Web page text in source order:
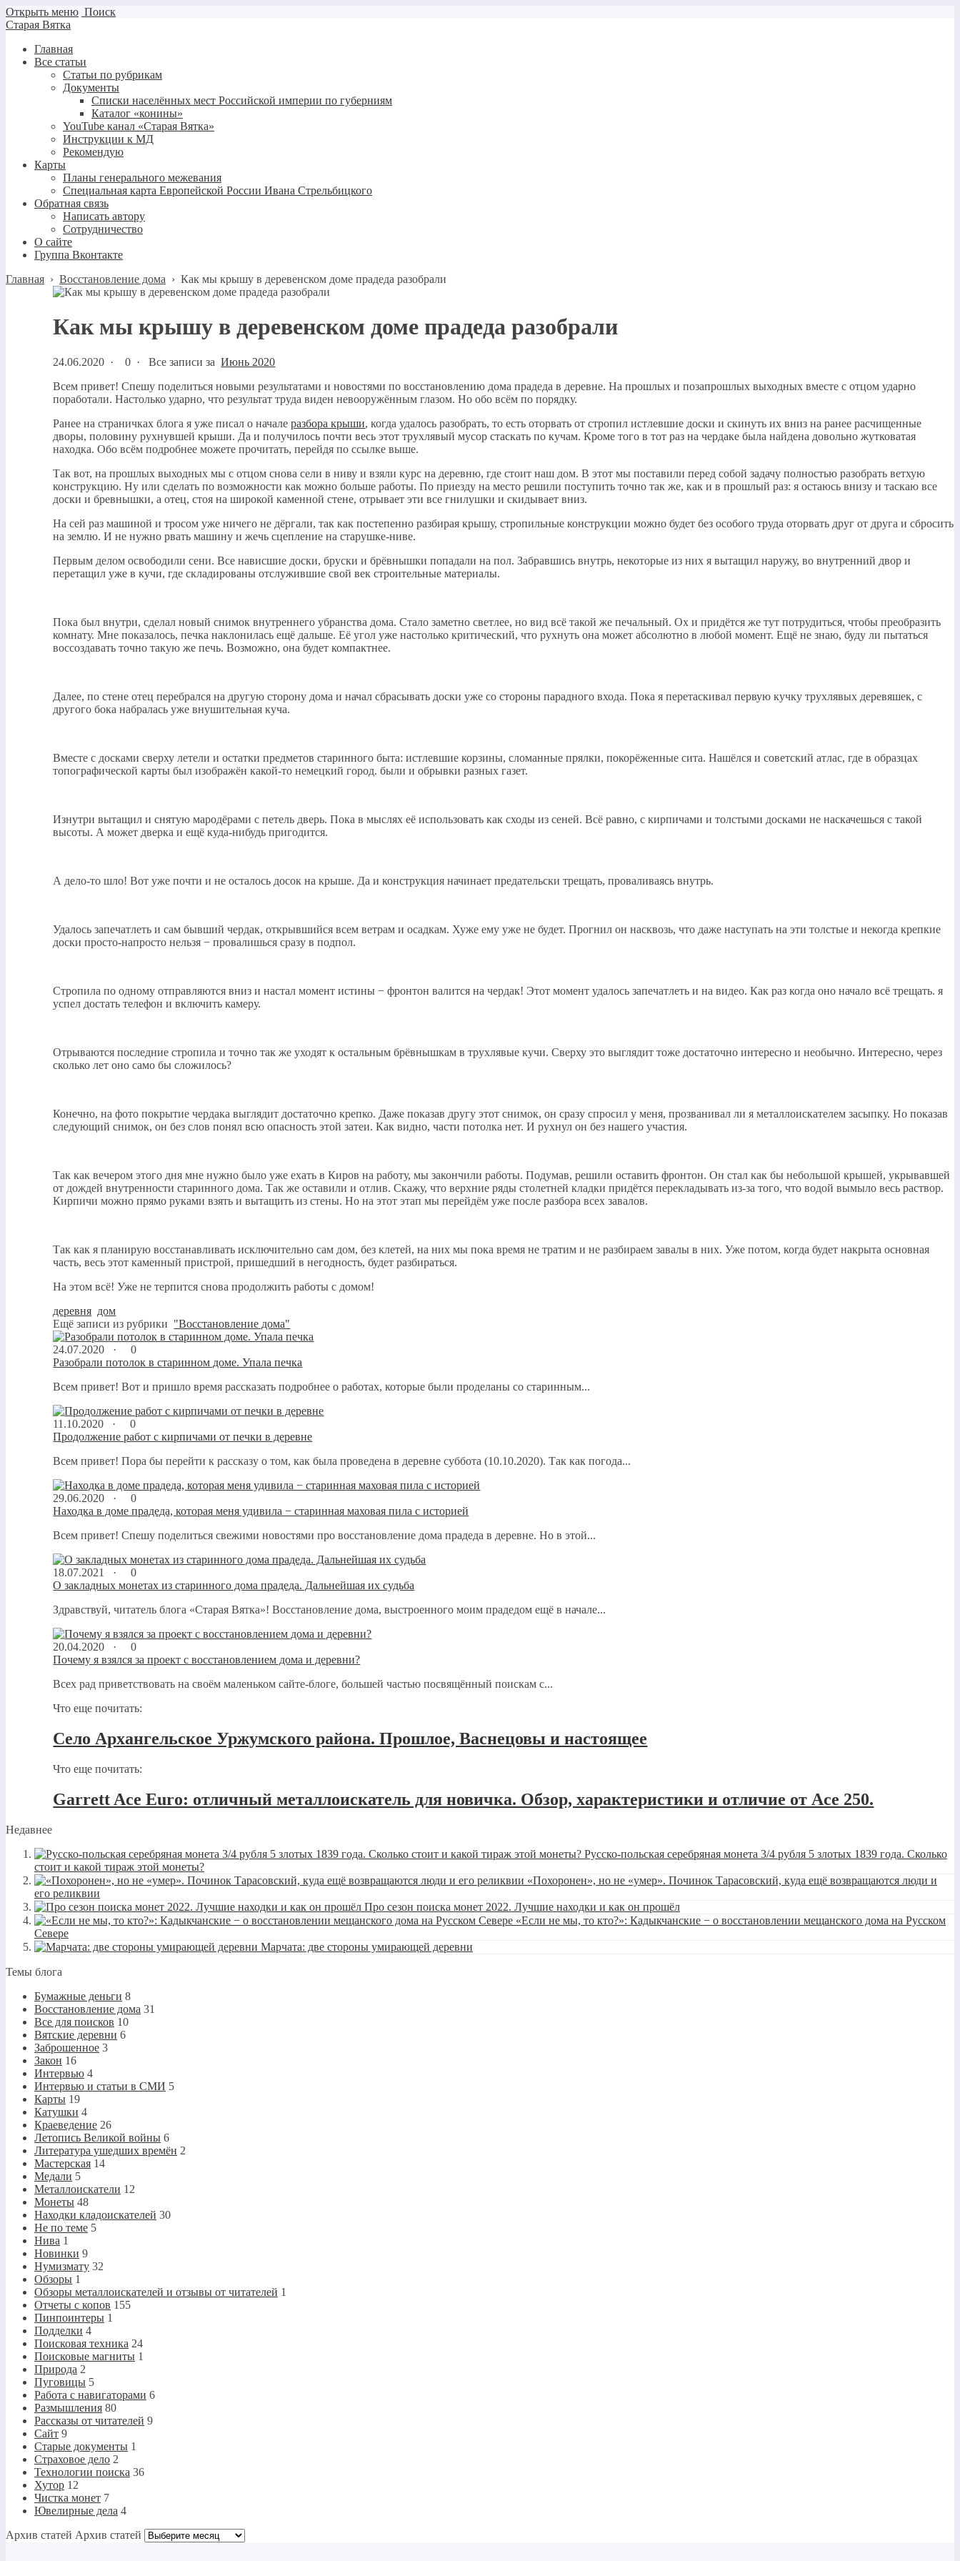
Открыть меню Поиск
Старая Вятка
Главная
Все статьи
Статьи по рубрикам
Документы
Списки населённых мест Российской империи по губерниям
Каталог «конины»
YouTube канал «Старая Вятка»
Инструкции к МД
Рекомендую
Карты
Планы генерального межевания
Специальная карта Европейской России Ивана Стрельбицкого
Обратная связь
Написать автору
Сотрудничество
О сайте
Группа Вконтакте
Главная › Восстановление дома › Как мы крышу в деревенском доме прадеда разобрали
Как мы крышу в деревенском доме прадеда разобрали
24.06.2020 · 0 ·Все записи заИюнь 2020
Всем привет! Спешу поделиться новыми результатами и новостями по восстановлению дома прадеда в деревне. На прошлых и позапрошлых выходных вместе с отцом ударно
поработали. Настолько ударно, что результат труда виден невооружённым глазом. Но обо всём по порядку.
Ранее на страничках блога я уже писал о началеразбора крыши, когда удалось разобрать, то есть оторвать от стропил истлевшие доски и скинуть их вниз на ранее расчищенные
дворы, половину рухнувшей крыши. Да и получилось почти весь этот трухлявый мусор стаскать по кучам. Кроме того в тот раз на чердаке была найдена довольно жутковатая
находка. Обо всём подробнее можете прочитать, перейдя по ссылке выше.
Так вот, на прошлых выходных мы с отцом снова сели в ниву и взяли курс на деревню, где стоит наш дом. В этот мы поставили перед собой задачу полностью разобрать ветхую
конструкцию. Ну или сделать по возможности как можно больше работы. По приезду на место решили поступить точно так же, как и в прошлый раз: я остаюсь внизу и таскаю все
доски и бревнышки, а отец, стоя на широкой каменной стене, отрывает эти все гнилушки и скидывает вниз.
На сей раз машиной и тросом уже ничего не дёргали, так как постепенно разбирая крышу, стропильные конструкции можно будет без особого труда оторвать друг от друга и сбросить
на землю. И не нужно рвать машину и жечь сцепление на старушке-ниве.
Первым делом освободили сени. Все нависшие доски, бруски и брёвнышки попадали на пол. Забравшись внутрь, некоторые из них я вытащил наружу, во внутренний двор и
перетащил уже в кучи, где складированы отслужившие свой век строительные материалы.
Пока был внутри, сделал новый снимок внутреннего убранства дома. Стало заметно светлее, но вид всё такой же печальный. Ох и придётся же тут потрудиться, чтобы преобразить
комнату. Мне показалось, печка наклонилась ещё дальше. Её угол уже настолько критический, что рухнуть она может абсолютно в любой момент. Ещё не знаю, буду ли пытаться
воссоздавать точно такую же печь. Возможно, она будет компактнее.
Далее, по стене отец перебрался на другую сторону дома и начал сбрасывать доски уже со стороны парадного входа. Пока я перетаскивал первую кучку трухлявых деревяшек, с
другого бока набралась уже внушительная куча.
Вместе с досками сверху летели и остатки предметов старинного быта: истлевшие корзины, сломанные прялки, покорёженные сита. Нашёлся и советский атлас, где в образцах
топографической карты был изображён какой-то немецкий город. были и обрывки разных газет.
Изнутри вытащил и снятую мародёрами с петель дверь. Пока в мыслях её использовать как сходы из сеней. Всё равно, с кирпичами и толстыми досками не наскачешься с такой
высоты. А может дверка и ещё куда-нибудь пригодится.
А дело-то шло! Вот уже почти и не осталось досок на крыше. Да и конструкция начинает предательски трещать, проваливаясь внутрь.
Удалось запечатлеть и сам бывший чердак, открывшийся всем ветрам и осадкам. Хуже ему уже не будет. Прогнил он насквозь, что даже наступать на эти толстые и некогда крепкие
доски просто-напросто нельзя − провалишься сразу в подпол.
Стропила по одному отправляются вниз и настал момент истины − фронтон валится на чердак! Этот момент удалось запечатлеть и на видео. Как раз когда оно начало всё трещать. я
успел достать телефон и включить камеру.
Отрываются последние стропила и точно так же уходят к остальным брёвнышкам в трухлявые кучи. Сверху это выглядит тоже достаточно интересно и необычно. Интересно, через
сколько лет оно само бы сложилось?
Конечно, на фото покрытие чердака выглядит достаточно крепко. Даже показав другу этот снимок, он сразу спросил у меня, прозванивал ли я металлоискателем засыпку. Но показав
следующий снимок, он без слов понял всю опасность этой затеи. Как видно, части потолка нет. И рухнул он без нашего участия.
Так как вечером этого дня мне нужно было уже ехать в Киров на работу, мы закончили работы. Подумав, решили оставить фронтон. Он стал как бы небольшой крышей, укрывавшей
от дождей внутренности старинного дома. Так же оставили и отлив. Скажу, что верхние ряды столетней кладки придётся перекладывать из-за того, что водой вымыло весь раствор.
Кирпичи можно прямо руками взять и вытащить из стены. Но на этот этап мы перейдём уже после разбора всех завалов.
Так как я планирую восстанавливать исключительно сам дом, без клетей, на них мы пока время не тратим и не разбираем завалы в них. Уже потом, когда будет накрыта основная
часть, весь этот каменный пристрой, пришедший в негодность, будет разбираться.
На этом всё! Уже не терпится снова продолжить работы с домом!
деревня дом
Ещё записи из рубрики "Восстановление дома"
24.07.2020 ·
0
Разобрали потолок в старинном доме. Упала печка
Всем привет! Вот и пришло время рассказать подробнее о работах, которые были проделаны со старинным...
11.10.2020 ·
0
Продолжение работ с кирпичами от печки в деревне
Всем привет! Пора бы перейти к рассказу о том, как была проведена в деревне суббота (10.10.2020). Так как погода...
29.06.2020 ·
0
Находка в доме прадеда, которая меня удивила − старинная маховая пила с историей
Всем привет! Спешу поделиться свежими новостями про восстановление дома прадеда в деревне. Но в этой...
18.07.2021 ·
0
О закладных монетах из старинного дома прадеда. Дальнейшая их судьба
Здравствуй, читатель блога «Старая Вятка»! Восстановление дома, выстроенного моим прадедом ещё в начале...
20.04.2020 ·
0
Почему я взялся за проект с восстановлением дома и деревни?
Всех рад приветствовать на своём маленьком сайте-блоге, большей частью посвящённый поискам с...
Что еще почитать:
Село Архангельское Уржумского района. Прошлое, Васнецовы и настоящее
Что еще почитать:
Garrett Ace Eurо: отличный металлоискатель для новичка. Обзор, характеристики и отличие от Ace 250.
Недавнее
Русско-польская серебряная монета 3/4 рубля 5 злотых 1839 года. Сколько
стоит и какой тираж этой монеты?
«Похоронен», но не «умер». Починок Тарасовский, куда ещё возвращаются люди и
его реликвии
Про сезон поиска монет 2022. Лучшие находки и как он прошёл
«Если не мы, то кто?»: Кадыкчанские − о восстановлении мещанского дома на Русском
Севере
Марчата: две стороны умирающей деревни
Темы блога
Бумажные деньги 8
Восстановление дома 31
Все для поисков 10
Вятские деревни 6
Заброшенное 3
Закон 16
Интервью 4
Интервью и статьи в СМИ 5
Карты 19
Катушки 4
Краеведение 26
Летопись Великой войны 6
Литература ушедших времён 2
Мастерская 14
Медали 5
Металлоискатели 12
Монеты 48
Находки кладоискателей 30
Не по теме 5
Нива 1
Новинки 9
Нумизмату 32
Обзоры 1
Обзоры металлоискателей и отзывы от читателей 1
Отчеты с копов 155
Пинпоинтеры 1
Подделки 4
Поисковая техника 24
Поисковые магниты 1
Природа 2
Пуговицы 5
Работа с навигаторами 6
Размышления 80
Рассказы от читателей 9
Сайт 9
Старые документы 1
Страховое дело 2
Технологии поиска 36
Хутор 12
Чистка монет 7
Ювелирные дела 4
Архив статей Архив статей